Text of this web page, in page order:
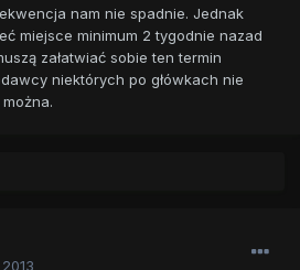
nam nie spadnie. Jednak
miejsce minimum 2 tygodnie nazad
załatwiać sobie ten termin
niektórych po główkach nie